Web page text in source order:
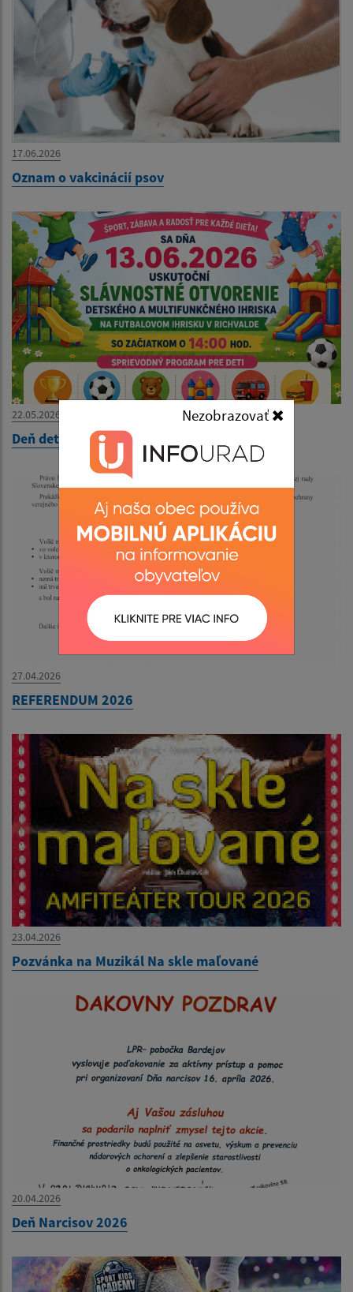
Nezobrazovať
17.06.2026
Oznam o vakcinácií psov
22.05.2026
Deň detí 2026
27.04.2026
REFERENDUM 2026
23.04.2026
Pozvánka na Muzikál Na skle maľované
20.04.2026
Deň Narcisov 2026